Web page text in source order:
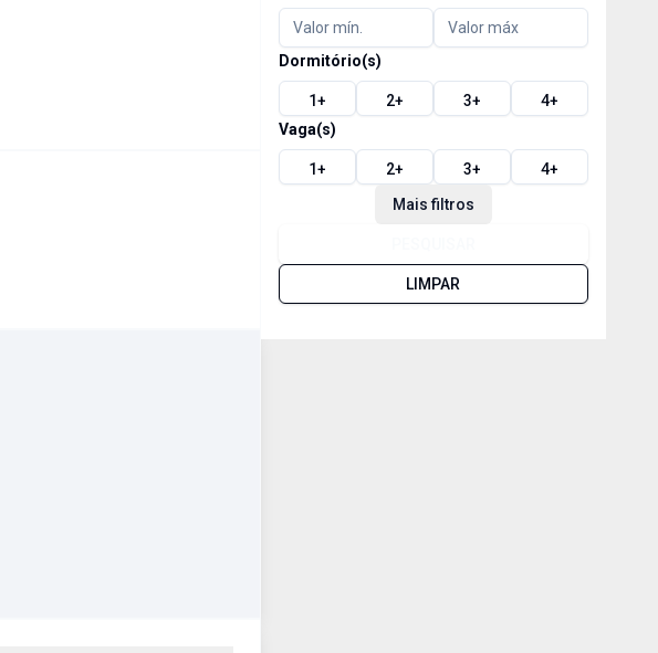
Dormitório(s)
1+ 2+ 3+ 4+
Vaga(s)
1+ 2+ 3+ 4+
Mais filtros
LIMPAR